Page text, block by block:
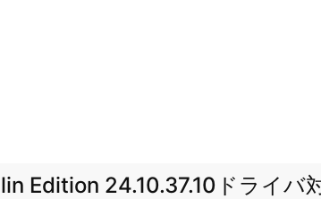
Edition 24.10.37.10ドライバ